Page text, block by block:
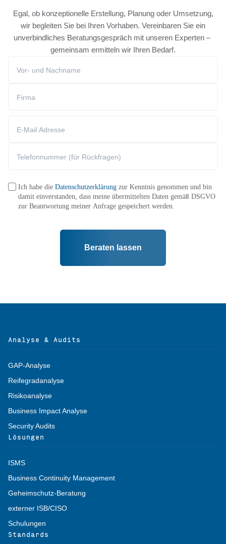
Egal, ob konzeptionelle Erstellung, Planung oder Umsetzung,
wir begleiten Sie bei Ihren Vorhaben. Vereinbaren Sie ein
unverbindliches Beratungsgespräch mit unseren Experten –
gemeinsam ermitteln wir Ihren Bedarf.
Ich habe die Datenschutzerklärung zur Kenntnis genommen und bin
damit einverstanden, dass meine übermittelten Daten gemäß DSGVO
zur Beantwortung meiner Anfrage gespeichert werden.
Beraten lassen
Analyse & Audits
GAP-Analyse
Reifegradanalyse
Risikoanalyse
Business Impact Analyse
Security Audits
Lösungen
ISMS
Business Continuity Management
Geheimschutz-Beratung
externer ISB/CISO
Schulungen
Standards